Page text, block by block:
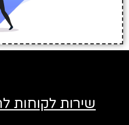
שירות לקוחות